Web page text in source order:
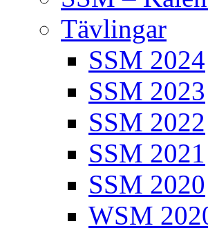
Tävlingar
SSM 2024
SSM 2023
SSM 2022
SSM 2021
SSM 2020
WSM